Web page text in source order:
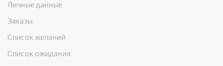
Личные данные
Заказы
Список желаний
Список ожидания